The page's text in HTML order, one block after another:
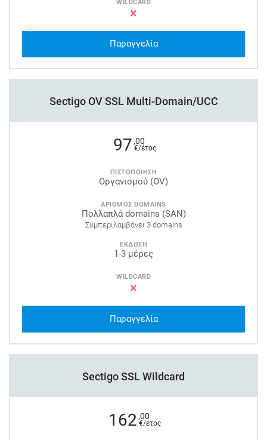
WILDCARD
Παραγγελία
Sectigo OV SSL Multi-Domain/UCC
97,00
€/έτος
ΠΙΣΤΟΠΟΙΗΣΗ
Οργανισμού (OV)
ΑΡΙΘΜΟΣ DOMAINS
Πολλαπλά domains (SAN)
Συμπεριλαμβάνει 3 domains
ΕΚΔΟΣΗ
1-3 μέρες
WILDCARD
Παραγγελία
Sectigo SSL Wildcard
162 ,00
€/έτος